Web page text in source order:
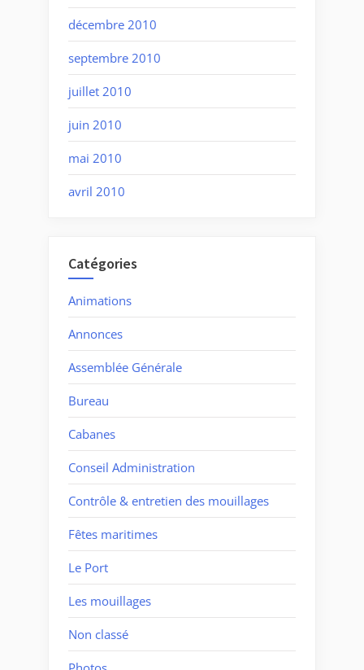
décembre 2010
septembre 2010
juillet 2010
juin 2010
mai 2010
avril 2010
Catégories
Animations
Annonces
Assemblée Générale
Bureau
Cabanes
Conseil Administration
Contrôle & entretien des mouillages
Fêtes maritimes
Le Port
Les mouillages
Non classé